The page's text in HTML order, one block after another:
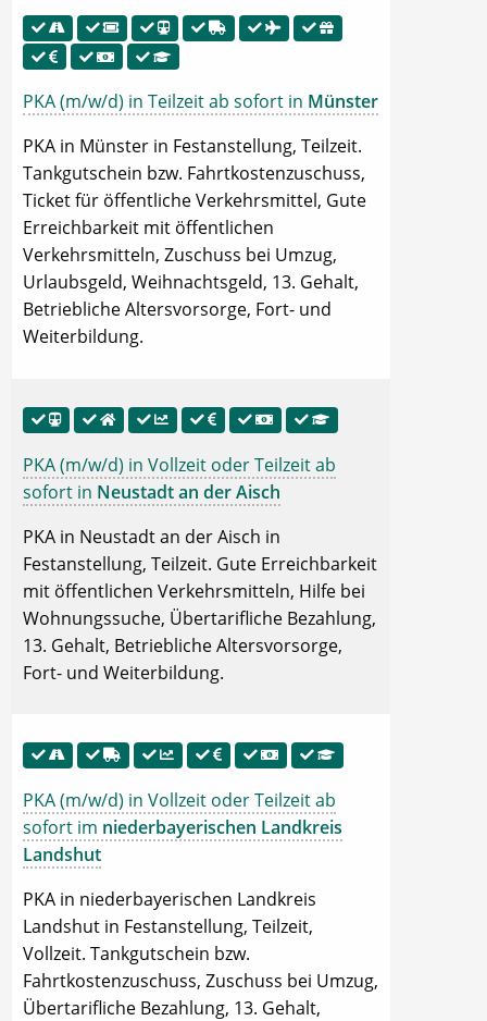
PKA (m/w/d) in Teilzeit ab sofort in Münster
PKA in Münster in Festanstellung, Teilzeit.
Tankgutschein bzw. Fahrtkostenzuschuss,
Ticket für öffentliche Verkehrsmittel, Gute
Erreichbarkeit mit öffentlichen
Verkehrsmitteln, Zuschuss bei Umzug,
Urlaubsgeld, Weihnachtsgeld, 13. Gehalt,
Betriebliche Altersvorsorge, Fort- und
Weiterbildung.
PKA (m/w/d) in Vollzeit oder Teilzeit ab
sofort in Neustadt an der Aisch
PKA in Neustadt an der Aisch in
Festanstellung, Teilzeit. Gute Erreichbarkeit
mit öffentlichen Verkehrsmitteln, Hilfe bei
Wohnungssuche, Übertarifliche Bezahlung,
13. Gehalt, Betriebliche Altersvorsorge,
Fort- und Weiterbildung.
PKA (m/w/d) in Vollzeit oder Teilzeit ab
sofort im niederbayerischen Landkreis
Landshut
PKA in niederbayerischen Landkreis
Landshut in Festanstellung, Teilzeit,
Vollzeit. Tankgutschein bzw.
Fahrtkostenzuschuss, Zuschuss bei Umzug,
Übertarifliche Bezahlung, 13. Gehalt,